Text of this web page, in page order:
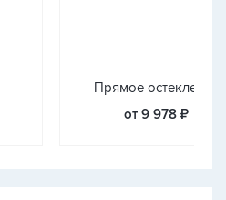
Прямое остекление
от 9 978 ₽